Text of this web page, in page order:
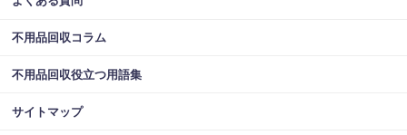
不用品回収コラム
不用品回収役立つ用語集
サイトマップ